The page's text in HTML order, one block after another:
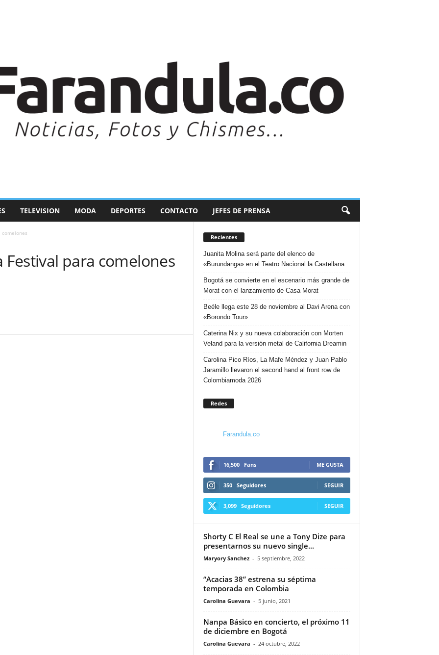
TELEVISION MODA DEPORTES CONTACTO JEFES DE PRENSA
comelones
Festival para comelones
Recientes
Juanita Molina será parte del elenco de
«Burundanga» en el Teatro Nacional la Castellana
Bogotá se convierte en el escenario más grande de
Morat con el lanzamiento de Casa Morat
Beéle llega este 28 de noviembre al Davi Arena con
«Borondo Tour»
Caterina Nix y su nueva colaboración con Morten
Veland para la versión metal de California Dreamin
Carolina Pico Ríos, La Mafe Méndez y Juan Pablo
Jaramillo llevaron el second hand al front row de
Colombiamoda 2026
Redes
Farandula.co
16,500 Fans ME GUSTA
350 Seguidores SEGUIR
3,099 Seguidores SEGUIR
Shorty C El Real se une a Tony Dize para
presentarnos su nuevo single...
Maryory Sanchez - 5 septiembre, 2022
“Acacias 38” estrena su séptima
temporada en Colombia
Carolina Guevara - 5 junio, 2021
Nanpa Básico en concierto, el próximo 11
de diciembre en Bogotá
Carolina Guevara - 24 octubre, 2022